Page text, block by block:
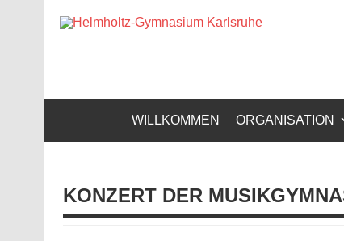
WILLKOMMEN ORGANISATION
KONZERT DER